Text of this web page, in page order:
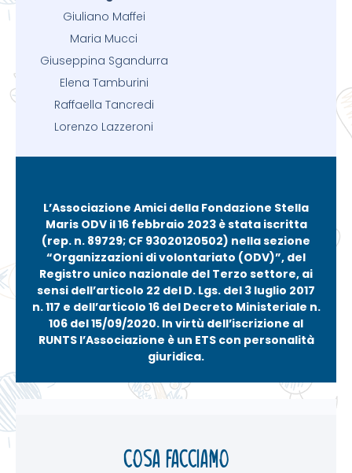
Giuliano Maffei
Maria Mucci
Giuseppina Sgandurra
Elena Tamburini
Raffaella Tancredi
Lorenzo Lazzeroni
L’Associazione Amici della Fondazione Stella
Maris ODV il 16 febbraio 2023 è stata iscritta
(rep. n. 89729; CF 93020120502) nella sezione
“Organizzazioni di volontariato (ODV)”, del
Registro unico nazionale del Terzo settore, ai
sensi dell’articolo 22 del D. Lgs. del 3 luglio 2017
n. 117 e dell’articolo 16 del Decreto Ministeriale n.
106 del 15/09/2020. In virtù dell’iscrizione al
RUNTS l’Associazione è un ETS con personalità
giuridica.
Cosa facciamo